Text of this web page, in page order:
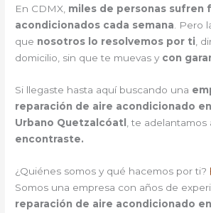
En CDMX, miles de personas sufren
acondicionados cada semana . Pero
que nosotros lo resolvemos por ti ,
domicilio, sin que te muevas y con
Si llegaste hasta aquí buscando una
reparación de aire acondicionado
Urbano Quetzalcóatl
, te
encontraste.
¿Quiénes somos y qué hacemos por ti?
Somos una empresa con años de
reparación de aire acondicionado